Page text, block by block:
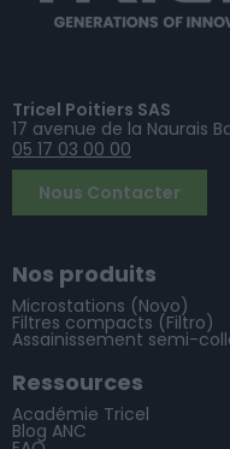
Tricel Poitiers SAS
17 avenue de la Naurais
05 17 03 00 00
Nous Contacter
Nos produits
Microstations (Novo)
Filtres compacts (Filtro)
Assainissement semi-
Ressources
Académie Tricel
Blog ANC